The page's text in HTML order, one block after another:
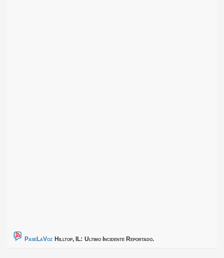
PaseLaVoz Hilltop, IL: Ultimo Incidente Reportado.